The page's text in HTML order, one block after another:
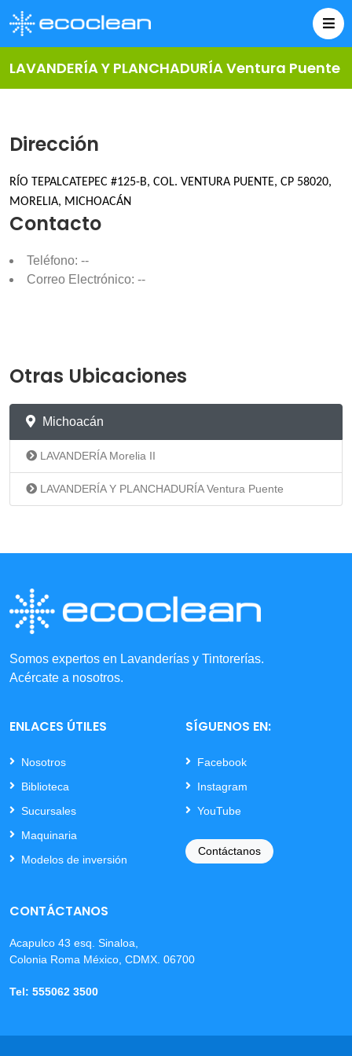
LAVANDERÍA Y PLANCHADURÍA Ventura Puente
Dirección
RÍO TEPALCATEPEC #125-B, COL. VENTURA PUENTE, CP 58020,
MORELIA, MICHOACÁN
Contacto
Teléfono: --
Correo Electrónico: --
Otras Ubicaciones
Michoacán
LAVANDERÍA Morelia II
LAVANDERÍA Y PLANCHADURÍA Ventura Puente
Somos expertos en Lavanderías y Tintorerías.
Acércate a nosotros.
ENLACES ÚTILES
Nosotros
Biblioteca
Sucursales
Maquinaria
Modelos de inversión
SÍGUENOS EN:
Facebook
Instagram
YouTube
Contáctanos
CONTÁCTANOS
Acapulco 43 esq. Sinaloa,
Colonia Roma México, CDMX. 06700
Tel: 555062 3500